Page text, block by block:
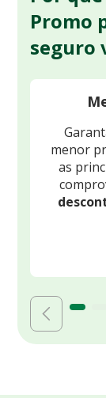
Promo
seguro
menor
as